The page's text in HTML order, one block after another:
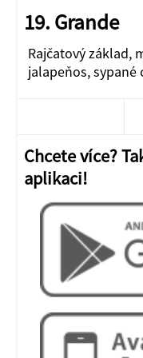
19. Grande
Rajčatový základ,
jalapeňos, sypané
Chcete více?
aplikaci!